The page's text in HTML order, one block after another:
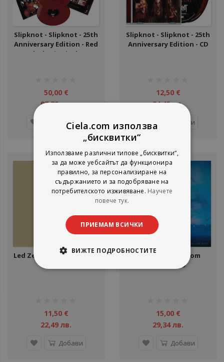
Slipknot - Slipknot - 25th
Anniversary Edition - Red
& Black Mix Vinyl - LP
50,00 €
97,79 лв.
Добави
Slipknot - Slipknot - 25th
Anniversary Edition - CD
12,50 €
24,45 лв.
Добави
Led Zeppelin - Live EP - CD
11,50 €
22,49 лв.
Добави
Styx - Circling From
Above - CD
15,00 €
29,34 лв.
Добави
Ciela.com използва
„бисквитки“
Използваме различни типове „бисквитки“,
за да може уебсайтът да функционира
правилно, за персонализиране на
съдържанието и за подобряване на
потребителското изживяване. Научете
повече тук.
ПРИЕМАМ ВСИЧКИ
ВИЖТЕ ПОДРОБНОСТИТЕ